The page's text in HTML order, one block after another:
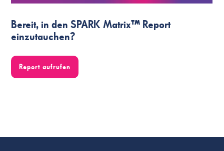
Bereit, in den SPARK Matrix™ Report
einzutauchen?
Report aufrufen